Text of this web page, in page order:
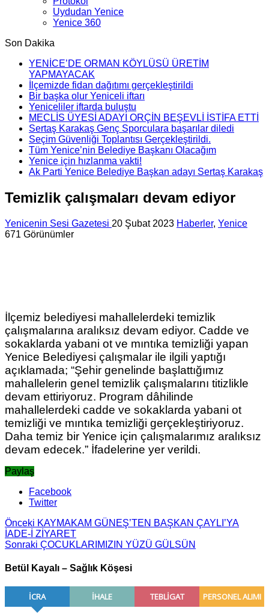
Uydudan Yenice
Yenice 360
Son Dakika
YENİCE’DE ORMAN KÖYLÜSÜ ÜRETİM
YAPMAYACAK
İlçemizde fidan dağıtımı gerçekleştirildi
Bir başka olur Yeniceli iftarı
Yeniceliler iftarda buluştu
MECLİS ÜYESİ ADAYI ORÇİN BEŞEVLİ İSTİFA ETTİ
Sertaş Karakaş Genç Sporculara başarılar diledi
Seçim Güvenliği Toplantısı Gerçekleştirildi.
Tüm Yenice’nin Belediye Başkanı Olacağım
Yenice için hızlanma vakti!
Ak Parti Yenice Belediye Başkan adayı Sertaş Karakaş
Temizlik çalışmaları devam ediyor
Yenicenin Sesi Gazetesi 20 Şubat 2023 Haberler, Yenice
671 Görünümler
İlçemiz belediyesi mahallelerdeki temizlik
çalışmalarına aralıksız devam ediyor. Cadde ve
sokaklarda yabani ot ve mıntıka temizliği yapan
Yenice Belediyesi çalışmalar ile ilgili yaptığı
açıklamada; “Şehir genelinde başlattığımız
mahallelerin genel temizlik çalışmalarını titizlikle
devam ettiriyoruz. Program dâhilinde
mahallelerdeki cadde ve sokaklarda yabani ot
temizliği ve mıntıka temizliği gerçekleştiriyoruz.
Daha temiz bir Yenice için çalışmalarımız aralıksız
devam edecek.” İfadelerine yer verildi.
Paylaş
Facebook
Twitter
Önceki KAYMAKAM GÜNEŞ’TEN BAŞKAN ÇAYLI’YA
İADE-İ ZİYARET
Sonraki ÇOCUKLARIMIZIN YÜZÜ GÜLSÜN
Betül Kayalı – Sağlık Köşesi